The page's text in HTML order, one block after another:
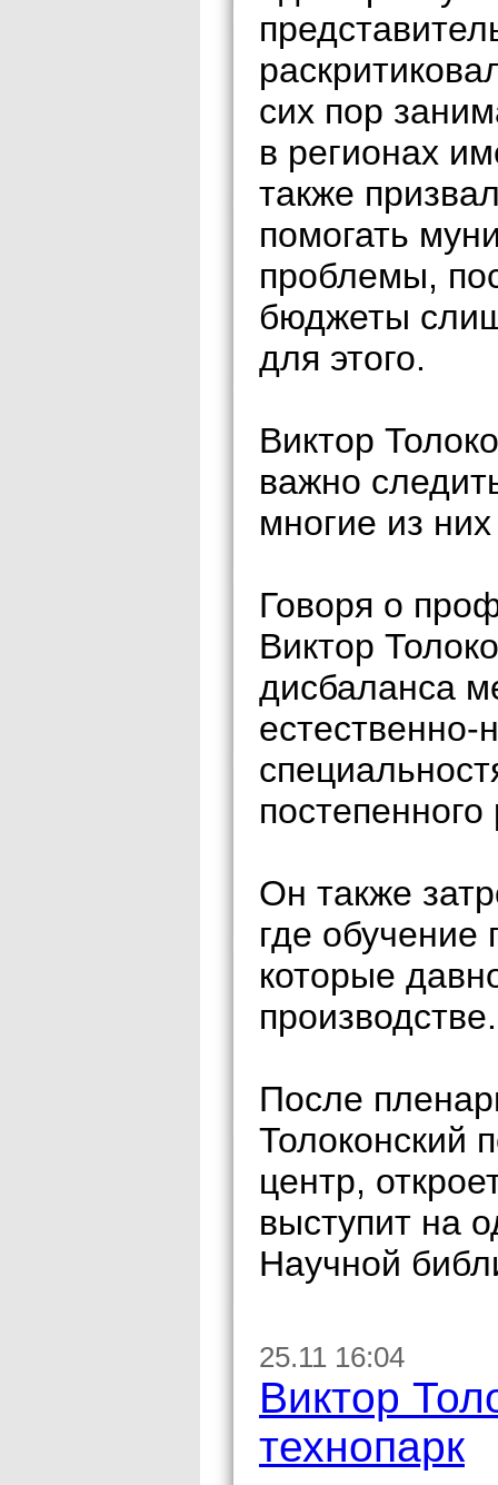
сих пор
в регионах
также
помогать
проблемы,
бюджеты
для этого.
Виктор
важно
многие из
Говоря о
Виктор
дисбаланса
Он также
где обучение
которые
производстве.
После
Толоконский
центр,
выступит на
Научной
25.11 16:04
Виктор
технопарк